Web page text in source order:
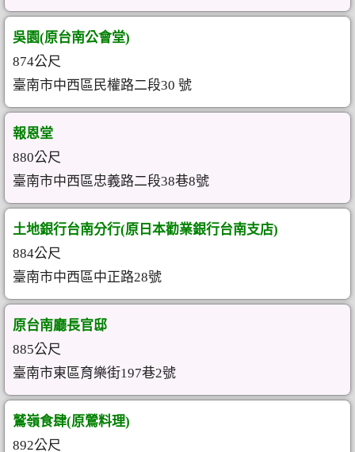
吳園(原台南公會堂)
874公尺
臺南市中西區民權路二段30 號
報恩堂
880公尺
臺南市中西區忠義路二段38巷8號
土地銀行台南分行(原日本勸業銀行台南支店)
884公尺
臺南市中西區中正路28號
原台南廳長官邸
885公尺
臺南市東區育樂街197巷2號
鷲嶺食肆(原鶯料理)
892公尺